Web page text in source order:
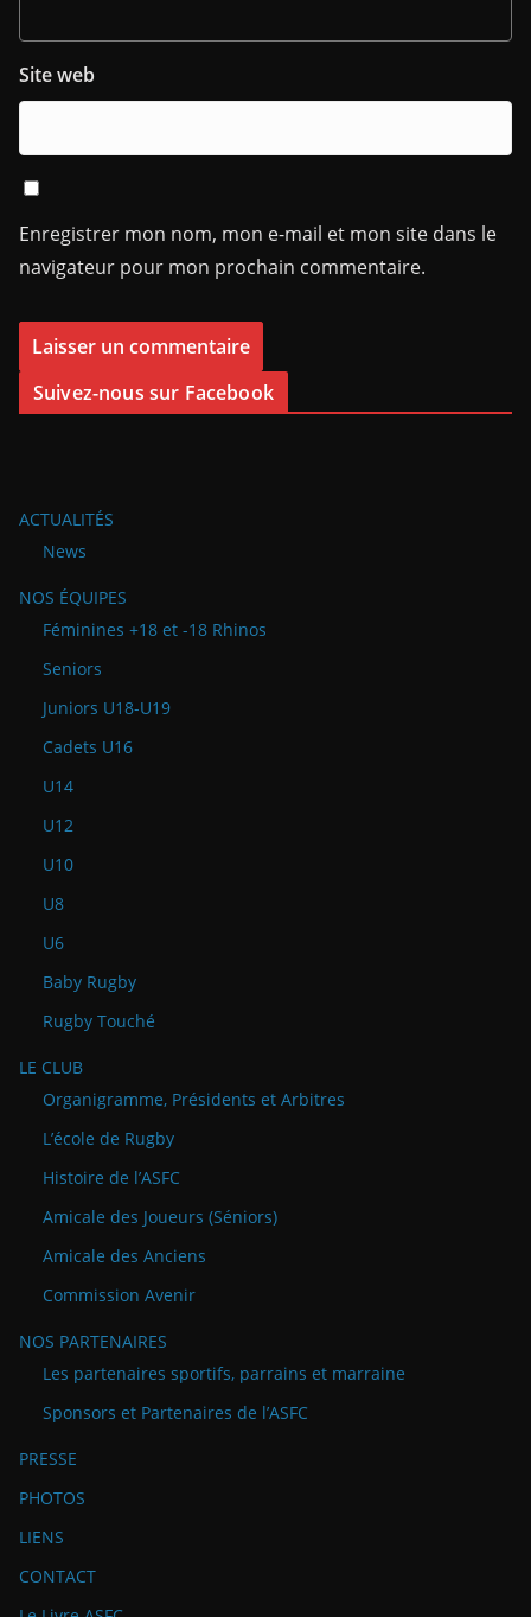
Site web
Enregistrer mon nom, mon e-mail et mon site dans le
navigateur pour mon prochain commentaire.
Suivez-nous sur Facebook
ACTUALITÉS
News
NOS ÉQUIPES
Féminines +18 et -18 Rhinos
Seniors
Juniors U18-U19
Cadets U16
U14
U12
U10
U8
U6
Baby Rugby
Rugby Touché
LE CLUB
Organigramme, Présidents et Arbitres
L’école de Rugby
Histoire de l’ASFC
Amicale des Joueurs (Séniors)
Amicale des Anciens
Commission Avenir
NOS PARTENAIRES
Les partenaires sportifs, parrains et marraine
Sponsors et Partenaires de l’ASFC
PRESSE
PHOTOS
LIENS
CONTACT